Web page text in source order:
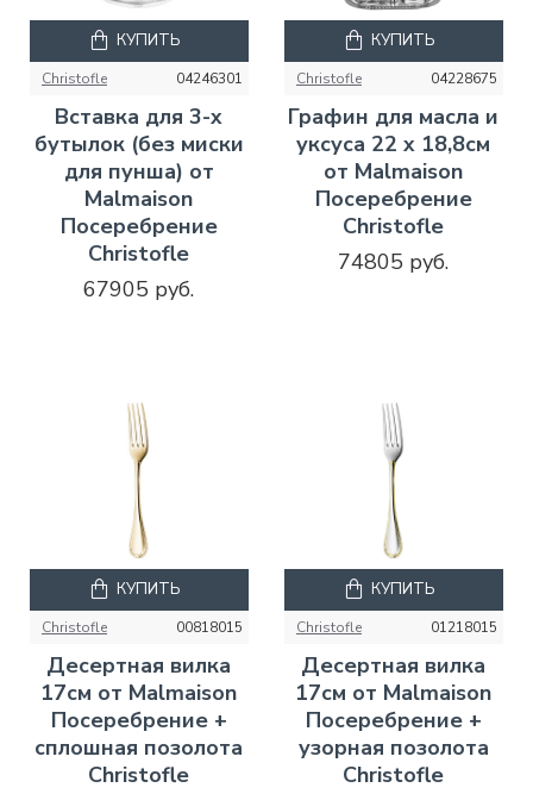
Christofle 04246301
Вставка для 3-х
бутылок (без миски
для пунша) от
Malmaison
Посеребрение
Christofle
67905 руб.
КУПИТЬ
Christofle 04228675
Графин для масла и
уксуса 22 x 18,8см
от Malmaison
Посеребрение
Christofle
74805 руб.
КУПИТЬ
Christofle 00818015
Десертная вилка
17см от Malmaison
Посеребрение +
сплошная позолота
Christofle
КУПИТЬ
Christofle 01218015
Десертная вилка
17см от Malmaison
Посеребрение +
узорная позолота
Christofle
КУПИТЬ